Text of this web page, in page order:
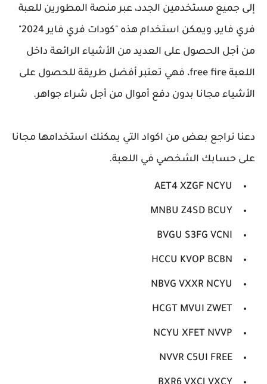
إلى جميع مستخدمين الجدد، عبر منصة المطورين للعبة
فري فاير، ويمكن استخدام هذه "كودات فري فاير 2024"
من أجل الحصول على العديد من الأشياء الرائعة داخل
اللعبة free fire، فهي تعتبر أفضل طريقة للحصول على
الأشياء مجانا بدون دفع أموال من أجل شراء جواهر.
دعنا نراجع بعض من اكواد التي يمكنك استخدامها مجانا
على حسابك الشخصي في اللعبة.
AET4 XZGF NCYU
MNBU Z4SD BCUY
BVGU S3FG VCNI
HCCU KVOP BCBN
NBVG VXXR NCYU
HCGT MVUI ZWET
NCYU XFET NVVP
NVVR C5UI FREE